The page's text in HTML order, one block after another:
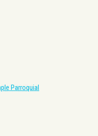
Parroquial